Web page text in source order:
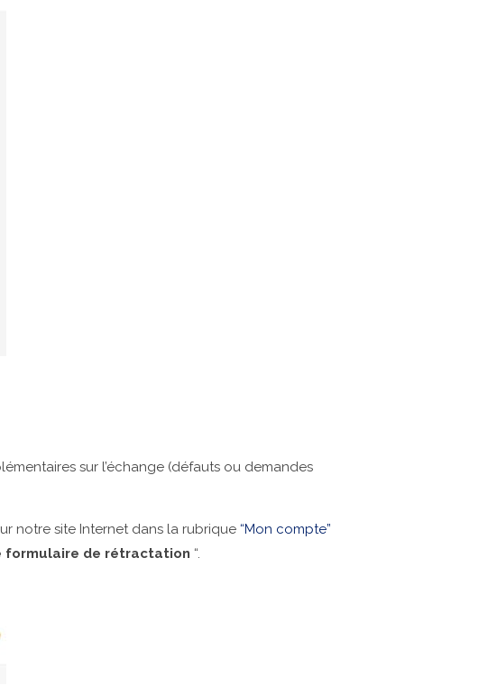
sur l’échange (défauts ou demandes
notre site Internet dans la rubrique “Mon compte”
formulaire de rétractation “.